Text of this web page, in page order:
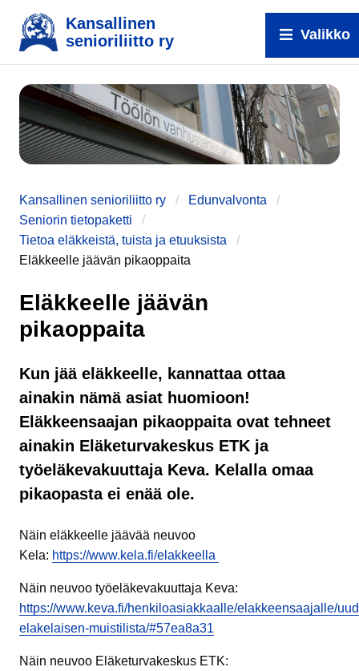
Kansallinen
senioriliitto ry
Valikko
Kansallinen senioriliitto ry
Edunvalvonta
Seniorin tietopaketti
Tietoa eläkkeistä, tuista ja etuuksista
Eläkkeelle jäävän pikaoppaita
Eläkkeelle jäävän
pikaoppaita
Kun jää eläkkeelle, kannattaa ottaa
ainakin nämä asiat huomioon!
Eläkkeensaajan pikaoppaita ovat tehneet
ainakin Eläketurvakeskus ETK ja
työeläkevakuuttaja Keva. Kelalla omaa
pikaopasta ei enää ole.
Näin eläkkeelle jäävää neuvoo
Kela: https://www.kela.fi/elakkeella
Näin neuvoo työeläkevakuuttaja Keva:
https://www.keva.fi/henkiloasiakkaalle/elakkeensaajalle/
elakelaisen-muistilista/#57ea8a31
Näin neuvoo Eläketurvakeskus ETK: